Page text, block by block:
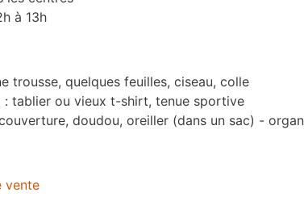
à 13h
trousse, quelques feuilles, ciseau, colle
tablier ou vieux t-shirt, tenue sportive
doudou, oreiller (dans un sac) -
vente